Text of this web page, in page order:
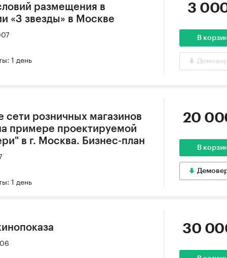
размещения в
«3 звезды» в Москве
1 день
3
В
сети розничных магазинов
примере проектируемой
в г. Москва. Бизнес-план
1 день
20
В
30